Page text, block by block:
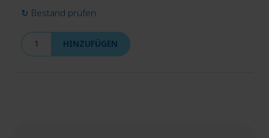
↻ Bestand prüfen
HINZUFÜGEN